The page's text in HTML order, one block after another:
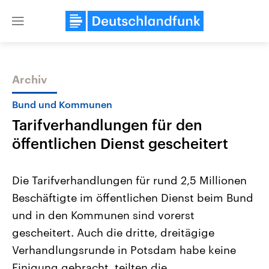
Close
Themen
Landtagswahl Sachsen-Anhalt
2026
Alle Informationen
Sachsen-Anhalt wählt am 6.
September 2026 einen neuen
Landtag. Seit 2021 wird das
Bundesland von einer Koalition aus
Aktuelle Beiträge,
Hintergründe
Wirtschaftlich und
gehören die Vereinigten
den mächtigsten Ländern
mit großem Einfluss auf
Archiv
Bund und Kommunen
Tarifverhandlungen für den
öffentlichen Dienst gescheitert
Die Tarifverhandlungen für rund 2,5 Millionen
Beschäftigte im öffentlichen Dienst beim Bund
und in den Kommunen sind vorerst
gescheitert. Auch die dritte, dreitägige
Verhandlungsrunde in Potsdam habe keine